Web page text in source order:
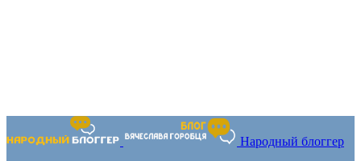
Народный блоггер